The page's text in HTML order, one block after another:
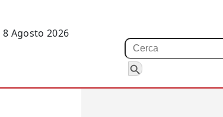
8 Agosto 2026
Search Button